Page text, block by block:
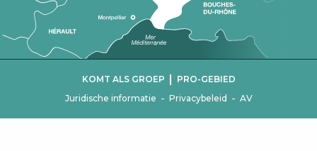
Juridische informatie - Privacybeleid - AV
KOMT ALS GROEP | PRO-GEBIED